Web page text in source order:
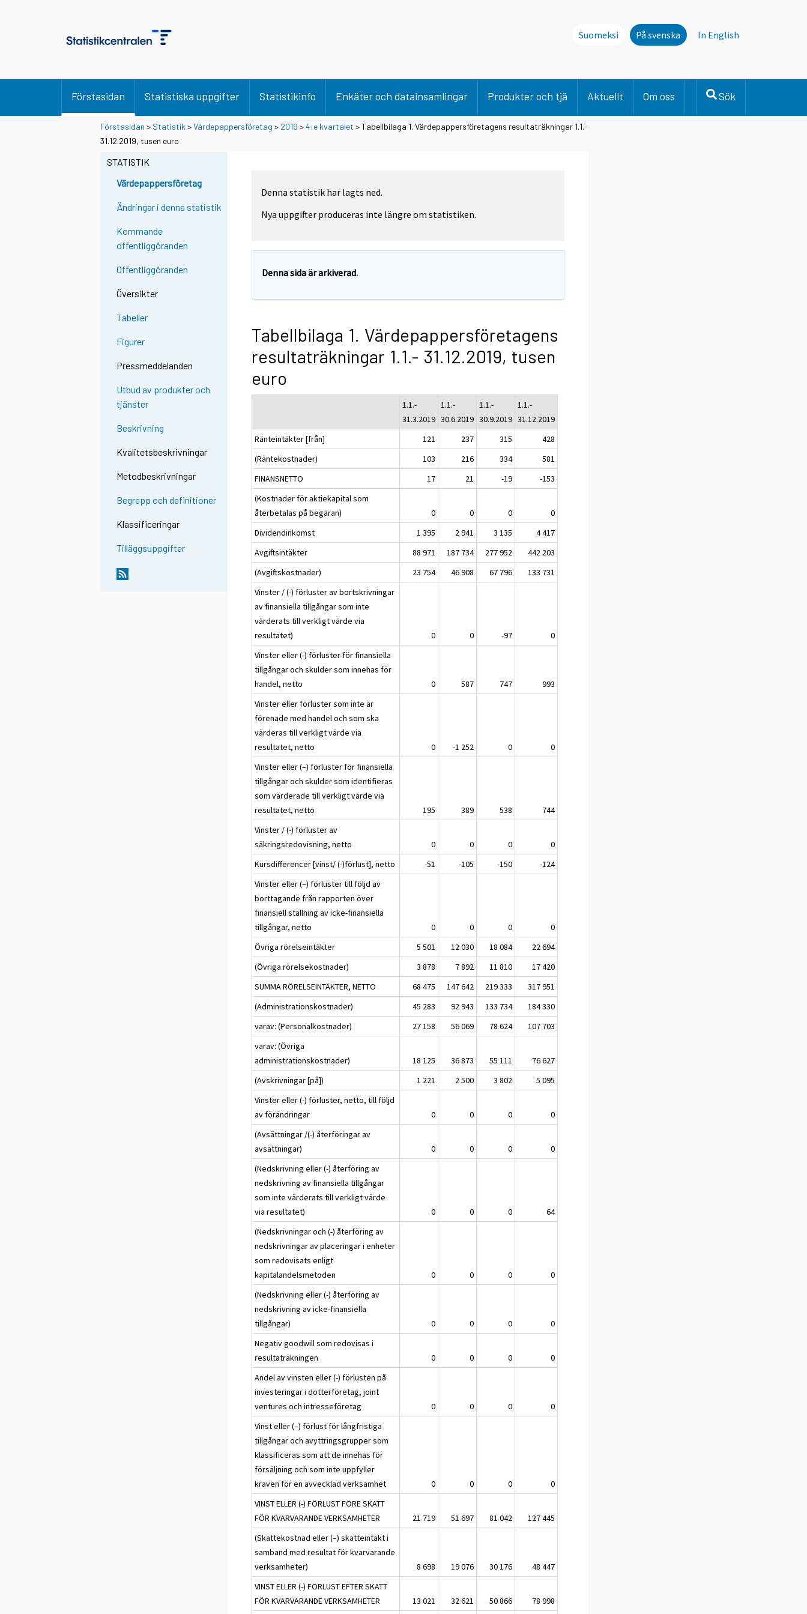
Suomeksi På svenska In English
Förstasidan Statistiska uppgifter Statistikinfo Enkäter och datainsamlingar Produkter och tjä Aktuellt Om oss Sök
Förstasidan > Statistik >Värdepappersföretag > 2019 >4:e kvartalet > Tabellbilaga 1. Värdepappersföretagens resultaträkningar 1.1.-
31.12.2019, tusen euro
STATISTIK
Värdepappersföretag
Ändringar i denna statistik
Kommande
offentliggöranden
Offentliggöranden
Översikter
Tabeller
Figurer
Pressmeddelanden
Utbud av produkter och
tjänster
Beskrivning
Kvalitetsbeskrivningar
Metodbeskrivningar
Begrepp och definitioner
Klassificeringar
Tilläggsuppgifter
Denna statistik har lagts ned.
Nya uppgifter produceras inte längre om statistiken.
Denna sida är arkiverad.
Tabellbilaga 1. Värdepappersföretagens
resultaträkningar 1.1.- 31.12.2019, tusen
euro
1.1.-
31.3.2019
1.1.-
30.6.2019
1.1.-
30.9.2019
1.1.-
31.12.2019
Ränteintäkter [från]
121 237 315
428
(Räntekostnader)
103 216 334
581
FINANSNETTO
17 21 -19
-153
(Kostnader för aktiekapital som
återbetalas på begäran)
0 0 0
0
Dividendinkomst
1 395 2 941 3 135
4 417
Avgiftsintäkter
88 971 187 734 277 952
442 203
(Avgiftskostnader)
23 754 46 908 67 796
133 731
Vinster / (-) förluster av bortskrivningar
av finansiella tillgångar som inte
värderats till verkligt värde via
resultatet)
0 0 -97
0
Vinster eller (-) förluster för finansiella
tillgångar och skulder som innehas för
handel, netto
0 587 747
993
Vinster eller förluster som inte är
förenade med handel och som ska
värderas till verkligt värde via
resultatet, netto
0 -1 252 0
0
Vinster eller (–) förluster för finansiella
tillgångar och skulder som identifieras
som värderade till verkligt värde via
resultatet, netto
195 389 538
744
Vinster / (-) förluster av
säkringsredovisning, netto
0 0 0
0
Kursdifferencer [vinst/ (-)förlust], netto
-51 -105 -150
-124
Vinster eller (–) förluster till följd av
borttagande från rapporten över
finansiell ställning av icke-finansiella
tillgångar, netto
0 0 0
0
Övriga rörelseintäkter
5 501 12 030 18 084
22 694
(Övriga rörelsekostnader)
3 878 7 892 11 810
17 420
SUMMA RÖRELSEINTÄKTER, NETTO
68 475 147 642 219 333
317 951
(Administrationskostnader)
45 283 92 943 133 734
184 330
varav: (Personalkostnader)
27 158 56 069 78 624
107 703
varav: (Övriga
administrationskostnader)
18 125 36 873 55 111
76 627
(Avskrivningar [på])
1 221 2 500 3 802
5 095
Vinster eller (-) förluster, netto, till följd
av förändringar
0 0 0
0
(Avsättningar /(-) återföringar av
avsättningar)
0 0 0
0
(Nedskrivning eller (-) återföring av
nedskrivning av finansiella tillgångar
som inte värderats till verkligt värde
via resultatet)
0 0 0
64
(Nedskrivningar och (-) återföring av
nedskrivningar av placeringar i enheter
som redovisats enligt
kapitalandelsmetoden
0 0 0
0
(Nedskrivning eller (-) återföring av
nedskrivning av icke-finansiella
tillgångar)
0 0 0
0
Negativ goodwill som redovisas i
resultaträkningen
0 0 0
0
Andel av vinsten eller (-) förlusten på
investeringar i dotterföretag, joint
ventures och intresseföretag
0 0 0
0
Vinst eller (–) förlust för långfristiga
tillgångar och avyttringsgrupper som
klassificeras som att de innehas för
försäljning och som inte uppfyller
kraven för en avvecklad verksamhet
0 0 0
0
VINST ELLER (-) FÖRLUST FÖRE SKATT
FÖR KVARVARANDE VERKSAMHETER
21 719 51 697 81 042
127 445
(Skattekostnad eller (–) skatteintäkt i
samband med resultat för kvarvarande
verksamheter)
8 698 19 076 30 176
48 447
VINST ELLER (-) FÖRLUST EFTER SKATT
FÖR KVARVARANDE VERKSAMHETER
13 021 32 621 50 866
78 998